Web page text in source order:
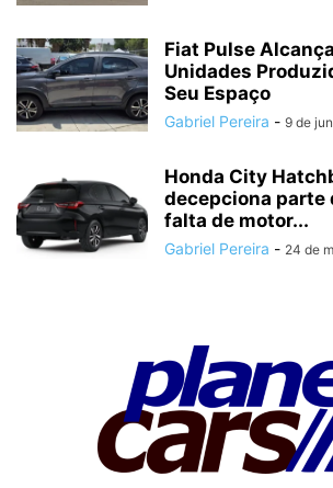
Fiat Pulse
Unidades
Seu Espaço
Gabriel Pereira - 9 de
Honda City
decepciona parte
falta de motor...
Gabriel Pereira - 24 de